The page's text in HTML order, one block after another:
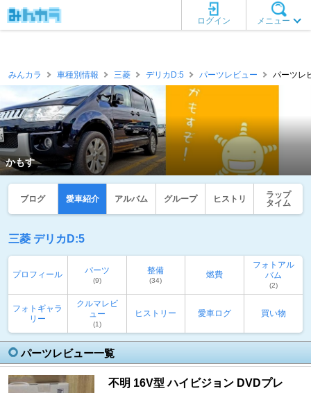
メニュー
ログイン
みんカラ 車種別情報 三菱 デリカD:5 パーツレビュー パーツレ
かもす
ブログ 愛車紹介 アルバム グループ ヒストリ
ラップ
タイム
三菱 デリカD:5
プロフィール パーツ
(9)
整備
(34)
燃費
フォトアル
バム
(2)
フォトギャラ
リー
クルマレビ
ュー
(1)
ヒストリー 愛車ログ 買い物
パーツレビュー一覧
不明 16V型 ハイビジョン DVDプレ